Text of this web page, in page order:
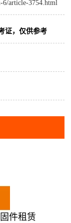
article-3754.html
证，仅供参考
件租赁